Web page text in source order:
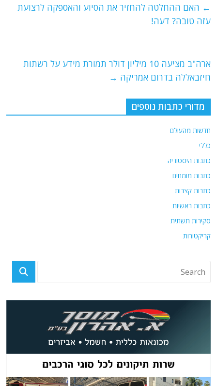
s
A
g
ra
l
er
e
k
← האם ההחלטה להחזיר את הסיוע והאספקה לרצועת
עזה טובה? דעה!
ארה"ב מציעה 10 מיליון דולר תמורת מידע על רשתות
חיזבאללה בדרום אמריקה →
מדורי כתבות נוספים
חדשות מהעולם
כללי
כתבות היסטוריה
כתבות מומחים
כתבות קצרות
כתבות ראשיות
סקירות תשתית
קריקטורות